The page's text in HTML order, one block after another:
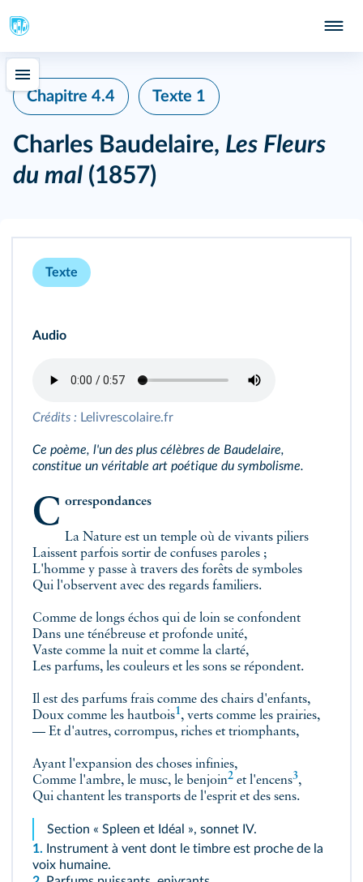
Chapitre 4.4 Texte 1
Charles Baudelaire, Les Fleurs
du mal (1857)
Texte
Audio
Crédits : Lelivrescolaire.fr
Ce poème, l'un des plus célèbres de Baudelaire,
constitue un véritable art poétique du symbolisme.
Correspondances
La Nature est un temple où de vivants piliers
Laissent parfois sortir de confuses paroles ;
L'homme y passe à travers des forêts de symboles
Qui l'observent avec des regards familiers.
Comme de longs échos qui de loin se confondent
Dans une ténébreuse et profonde unité,
Vaste comme la nuit et comme la clarté,
Les parfums, les couleurs et les sons se répondent.
Il est des parfums frais comme des chairs d'enfants,
Doux comme les hautbois1, verts comme les prairies,
— Et d'autres, corrompus, riches et triomphants,
Ayant l'expansion des choses infinies,
Comme l'ambre, le musc, le benjoin2 et l'encens3,
Qui chantent les transports de l'esprit et des sens.
Section « Spleen et Idéal », sonnet IV.
1.
Instrument à vent dont le timbre est proche de la
voix humaine.